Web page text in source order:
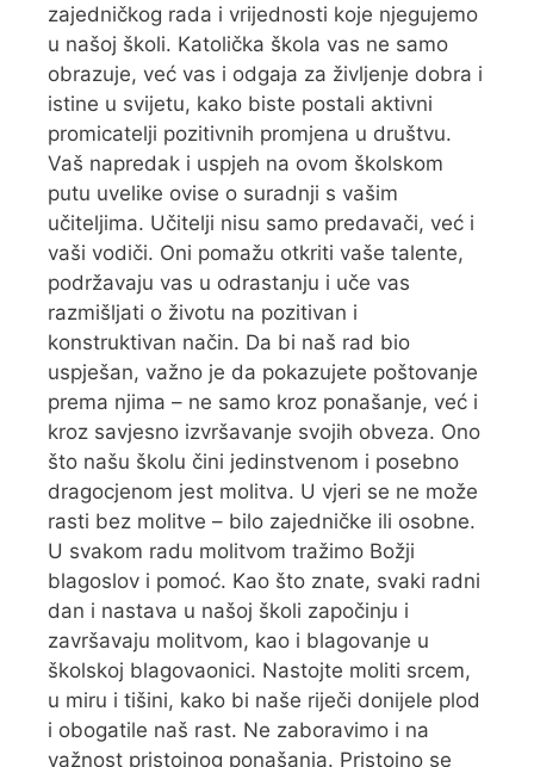
zajedničkog rada i vrijednosti koje njegujemo
u našoj školi. Katolička škola vas ne samo
obrazuje, već vas i odgaja za življenje dobra i
istine u svijetu, kako biste postali aktivni
promicatelji pozitivnih promjena u društvu.
Vaš napredak i uspjeh na ovom školskom
putu uvelike ovise o suradnji s vašim
učiteljima. Učitelji nisu samo predavači, već i
vaši vodiči. Oni pomažu otkriti vaše talente,
podržavaju vas u odrastanju i uče vas
razmišljati o životu na pozitivan i
konstruktivan način. Da bi naš rad bio
uspješan, važno je da pokazujete poštovanje
prema njima – ne samo kroz ponašanje, već i
kroz savjesno izvršavanje svojih obveza. Ono
što našu školu čini jedinstvenom i posebno
dragocjenom jest molitva. U vjeri se ne može
rasti bez molitve – bilo zajedničke ili osobne.
U svakom radu molitvom tražimo Božji
blagoslov i pomoć. Kao što znate, svaki radni
dan i nastava u našoj školi započinju i
završavaju molitvom, kao i blagovanje u
školskoj blagovaonici. Nastojte moliti srcem,
u miru i tišini, kako bi naše riječi donijele plod
i obogatile naš rast. Ne zaboravimo i na
važnost pristojnog ponašanja. Pristojno se